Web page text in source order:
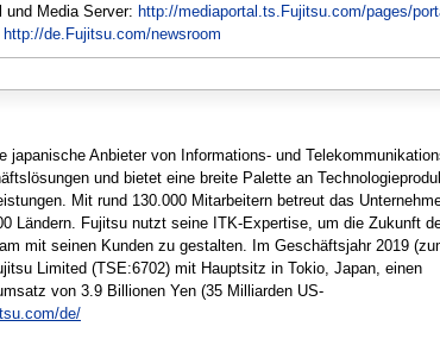
und Media Server: http://mediaportal.ts.Fujitsu.com/pages/
http://de.Fujitsu.com/newsroom
japanische Anbieter von Informations- und
und bietet eine breite Palette an
Mit rund 130.000 Mitarbeitern betreut das
Ländern. Fujitsu nutzt seine ITK-Expertise, um die Zukunft
mit seinen Kunden zu gestalten. Im Geschäftsjahr 2019
Limited (TSE:6702) mit Hauptsitz in Tokio, Japan, einen
von 3.9 Billionen Yen (35 Milliarden US-
de/